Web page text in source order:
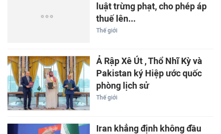
luật trừng phạt, cho phép áp
thuế lên...
Thế giới
Ả Rập Xê Út , Thổ Nhĩ Kỳ và
Pakistan ký Hiệp ước quốc
phòng lịch sử
Thế giới
Iran khẳng định không đầu